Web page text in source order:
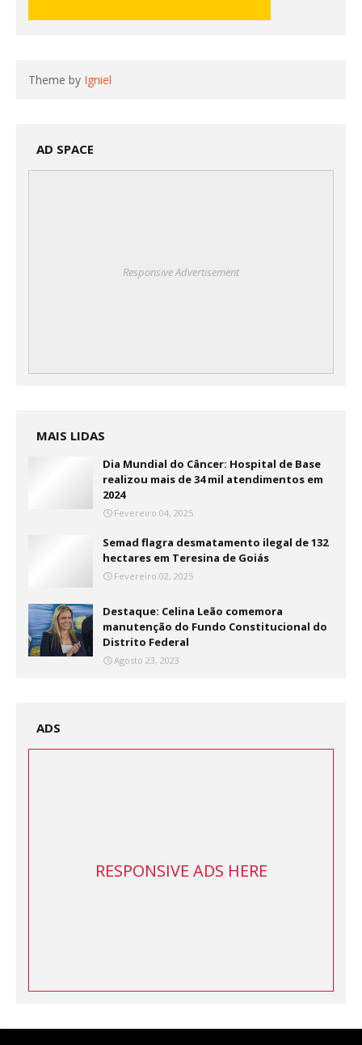
Theme by Igniel
AD SPACE
Responsive Advertisement
MAIS LIDAS
Dia Mundial do Câncer: Hospital de Base
realizou mais de 34 mil atendimentos em
2024
Fevereiro 04, 2025
Semad flagra desmatamento ilegal de 132
hectares em Teresina de Goiás
Fevereiro 02, 2025
Destaque: Celina Leão comemora
manutenção do Fundo Constitucional do
Distrito Federal
Agosto 23, 2023
ADS
RESPONSIVE ADS HERE